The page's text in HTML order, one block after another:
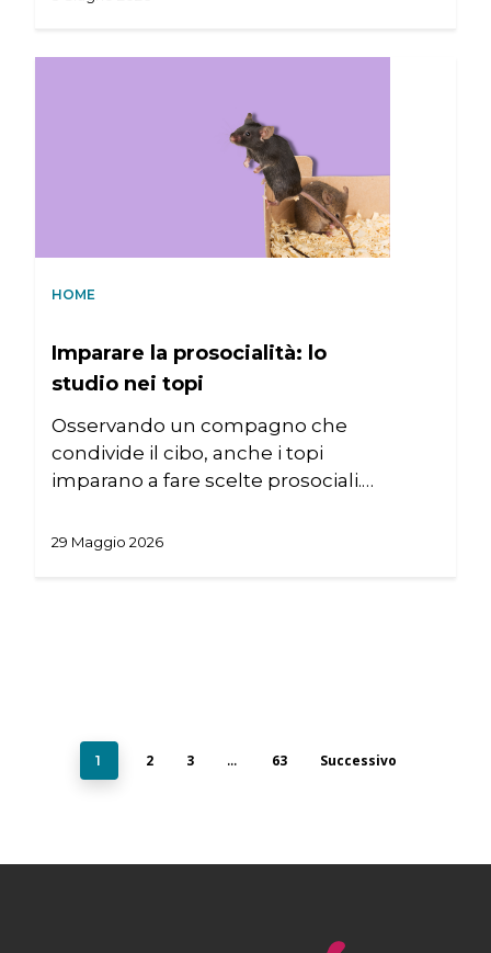
HOME
Imparare la prosocialità: lo
studio nei topi
Osservando un compagno che
condivide il cibo, anche i topi
imparano a fare scelte prosociali.…
29 Maggio 2026
1 2 3 … 63 Successivo